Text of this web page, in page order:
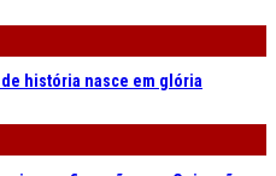
história nasce em glória